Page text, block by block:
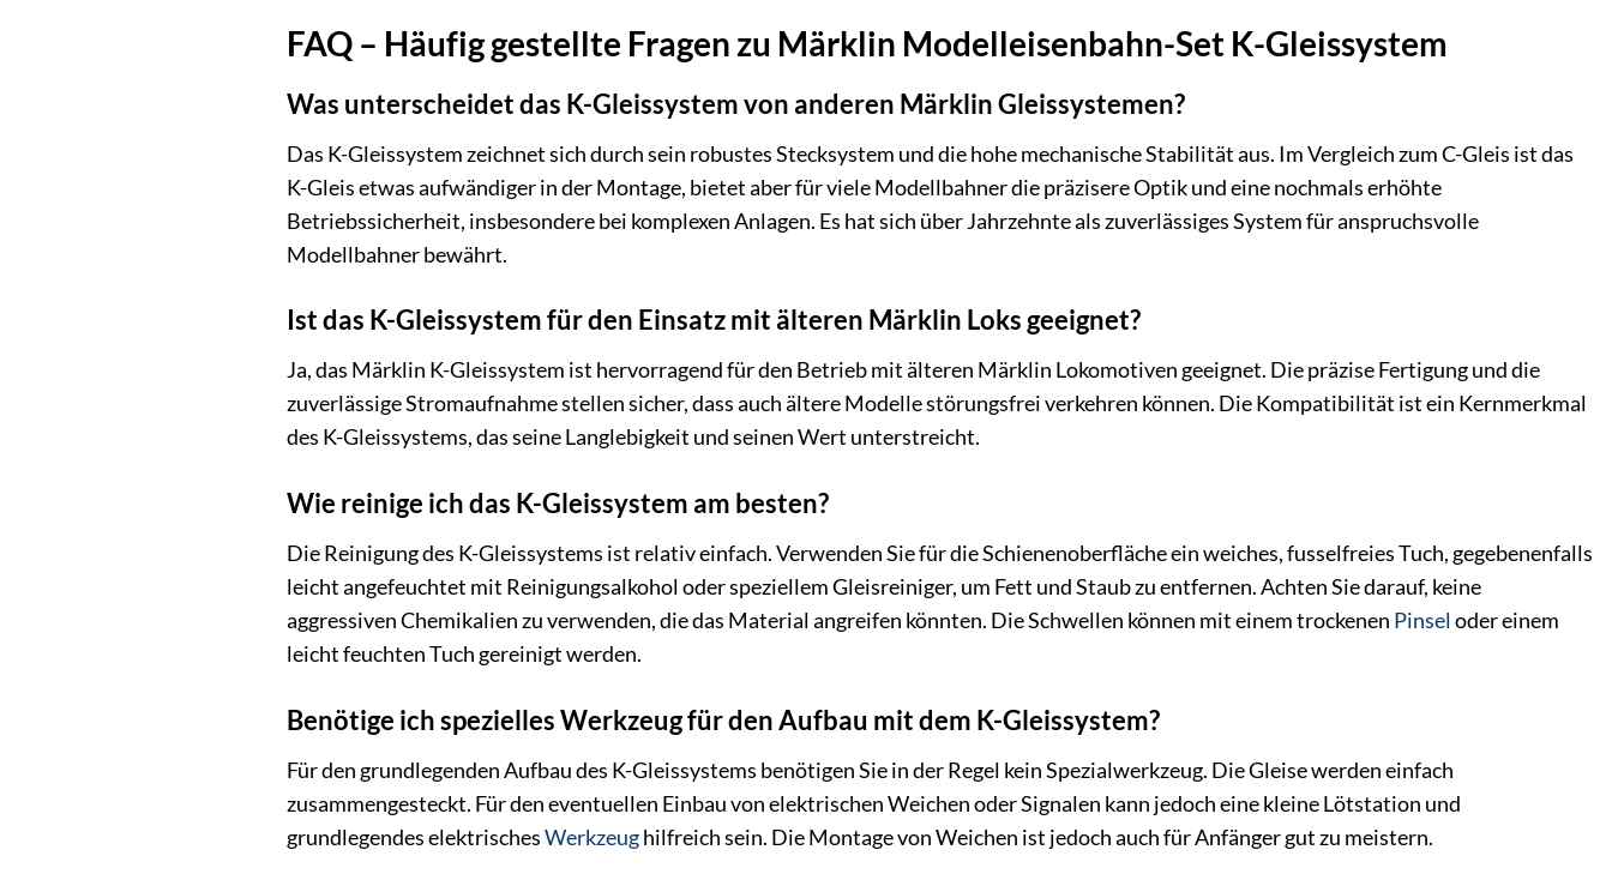
FAQ – Häufig gestellte Fragen zu Märklin Modelleisenbahn-Set K-Gleissystem
Was unterscheidet das K-Gleissystem von anderen Märklin Gleissystemen?
Das K-Gleissystem zeichnet sich durch sein robustes Stecksystem und die hohe mechanische Stabilität aus. Im Vergleich zum C-Gleis ist das
K-Gleis etwas aufwändiger in der Montage, bietet aber für viele Modellbahner die präzisere Optik und eine nochmals erhöhte
Betriebssicherheit, insbesondere bei komplexen Anlagen. Es hat sich über Jahrzehnte als zuverlässiges System für anspruchsvolle
Modellbahner bewährt.
Ist das K-Gleissystem für den Einsatz mit älteren Märklin Loks geeignet?
Ja, das Märklin K-Gleissystem ist hervorragend für den Betrieb mit älteren Märklin Lokomotiven geeignet. Die präzise Fertigung und die
zuverlässige Stromaufnahme stellen sicher, dass auch ältere Modelle störungsfrei verkehren können. Die Kompatibilität ist ein Kernmerkmal
des K-Gleissystems, das seine Langlebigkeit und seinen Wert unterstreicht.
Wie reinige ich das K-Gleissystem am besten?
Die Reinigung des K-Gleissystems ist relativ einfach. Verwenden Sie für die Schienenoberfläche ein weiches, fusselfreies Tuch, gegebenenfalls
leicht angefeuchtet mit Reinigungsalkohol oder speziellem Gleisreiniger, um Fett und Staub zu entfernen. Achten Sie darauf, keine
aggressiven Chemikalien zu verwenden, die das Material angreifen könnten. Die Schwellen können mit einem trockenen Pinseloder einem
leicht feuchten Tuch gereinigt werden.
Benötige ich spezielles Werkzeug für den Aufbau mit dem K-Gleissystem?
Für den grundlegenden Aufbau des K-Gleissystems benötigen Sie in der Regel kein Spezialwerkzeug. Die Gleise werden einfach
zusammengesteckt. Für den eventuellen Einbau von elektrischen Weichen oder Signalen kann jedoch eine kleine Lötstation und
grundlegendes elektrischesWerkzeughilfreich sein. Die Montage von Weichen ist jedoch auch für Anfänger gut zu meistern.